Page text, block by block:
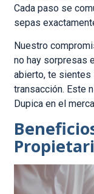
Cada paso se
sepas
Nuestro
no hay sorpresas
abierto, te sientes
transacción. Este
Dupica en el